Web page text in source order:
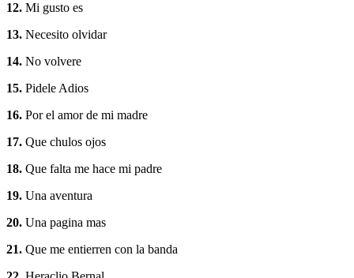
12. Mi gusto es
13. Necesito olvidar
14. No volvere
15. Pidele Adios
16. Por el amor de mi madre
17. Que chulos ojos
18. Que falta me hace mi padre
19. Una aventura
20. Una pagina mas
21. Que me entierren con la banda